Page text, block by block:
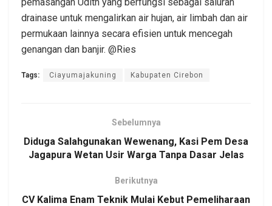
drainase untuk mengalirkan air hujan, air limbah dan air
permukaan lainnya secara efisien untuk mencegah
genangan dan banjir. @Ries
Tags: Ciayumajakuning Kabupaten Cirebon
Sebelumnya
Diduga Salahgunakan Wewenang, Kasi Pem Desa
Jagapura Wetan Usir Warga Tanpa Dasar Jelas
Berikutnya
CV Kalima Enam Teknik Mulai Kebut Pemeliharaan